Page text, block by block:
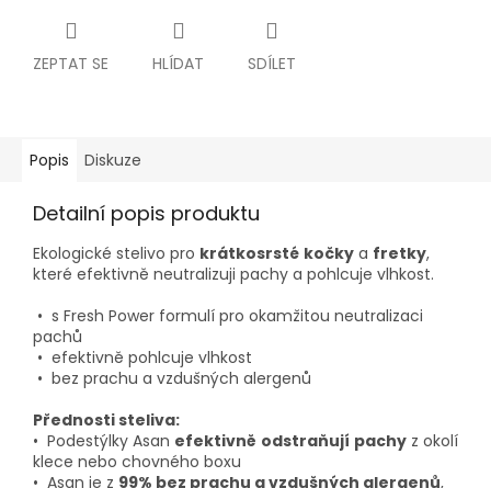
ZEPTAT SE HLÍDAT SDÍLET
Popis Diskuze
Detailní popis produktu
Ekologické stelivo pro krátkosrsté kočky a fretky,
které efektivně neutralizuji pachy a pohlcuje vlhkost.
• s Fresh Power formulí pro okamžitou neutralizaci
pachů
• efektivně pohlcuje vlhkost
• bez prachu a vzdušných alergenů
Přednosti steliva:
• Podestýlky Asan efektivně odstraňují pachy z okolí
klece nebo chovného boxu
• Asan je z 99% bez prachu a vzdušných alergenů,